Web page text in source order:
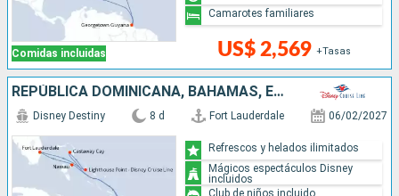
Comidas incluidas US$ 2,569 +Tasas
Camarotes familiares
REPÚBLICA DOMINICANA, BAHAMAS, ESTADOS UNIDOS
Disney Destiny 8 d Fort Lauderdale 06/02/2027
Refrescos y helados ilimitados
Mágicos espectáculos Disney
incluidos
Club de niños incluido